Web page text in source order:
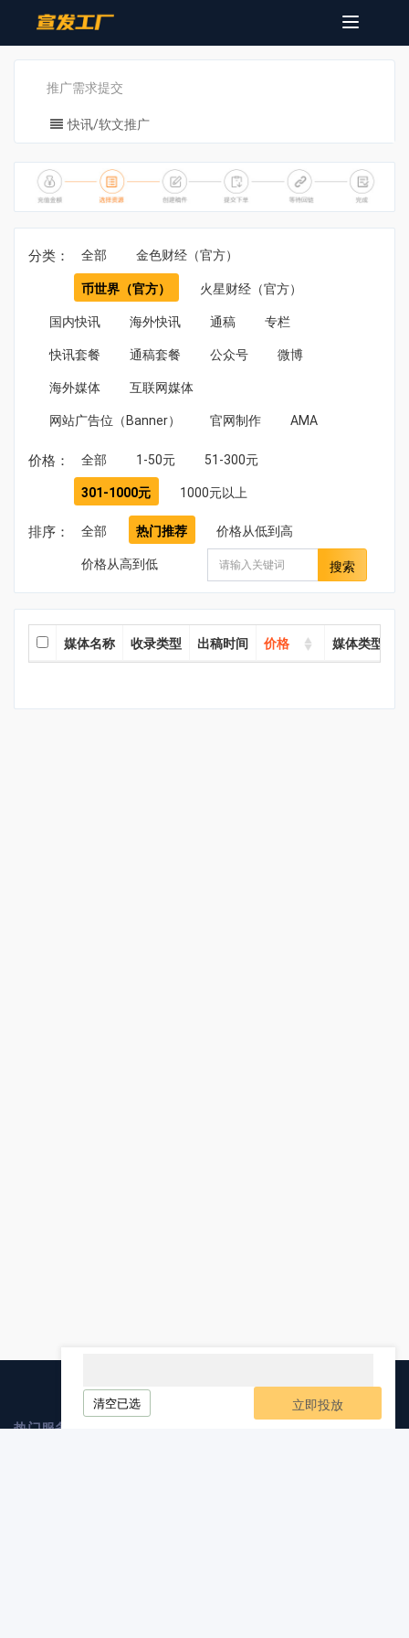
Toggle
推广需求提交
快讯/软文推广
分类： 全部 金色财经（官方）
币世界（官方） 火星财经（官方）
国内快讯 海外快讯 通稿 专栏
快讯套餐 通稿套餐 公众号 微博
海外媒体 互联网媒体
网站广告位（Banner） 官网制作 AMA
价格： 全部 1-50元 51-300元
301-1000元 1000元以上
排序： 全部 热门推荐 价格从低到高
价格从高到低 搜索
媒体名称 收录类型 出稿时间 价格 媒体类型
清空已选 立即投放
热门服务